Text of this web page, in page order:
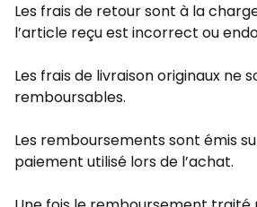
Les frais de retour sont à la
l’article reçu est incorrect ou
Les frais de livraison originaux ne
remboursables.
Les remboursements sont émis
paiement utilisé lors de l’achat.